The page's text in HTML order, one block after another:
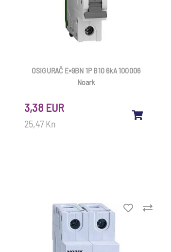
OSIGURAČ E×9BN 1P B10 6kA 100006
Noark
25,47 Kn
3,38 EUR